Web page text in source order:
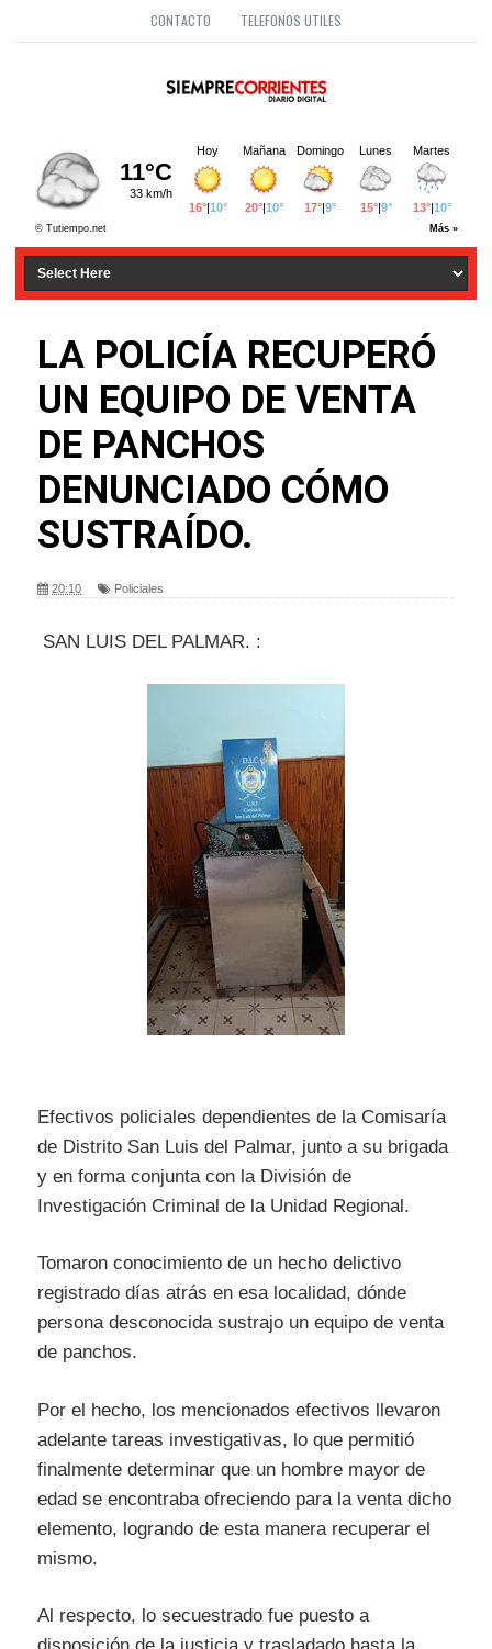
CONTACTO TELEFONOS UTILES
LA POLICÍA RECUPERÓ
UN EQUIPO DE VENTA
DE PANCHOS
DENUNCIADO CÓMO
SUSTRAÍDO.
20:10 Policiales
SAN LUIS DEL PALMAR. :
Efectivos policiales dependientes de la Comisaría
de Distrito San Luis del Palmar, junto a su brigada
y en forma conjunta con la División de
Investigación Criminal de la Unidad Regional.
Tomaron conocimiento de un hecho delictivo
registrado días atrás en esa localidad, dónde
persona desconocida sustrajo un equipo de venta
de panchos.
Por el hecho, los mencionados efectivos llevaron
adelante tareas investigativas, lo que permitió
finalmente determinar que un hombre mayor de
edad se encontraba ofreciendo para la venta dicho
elemento, logrando de esta manera recuperar el
mismo.
Al respecto, lo secuestrado fue puesto a